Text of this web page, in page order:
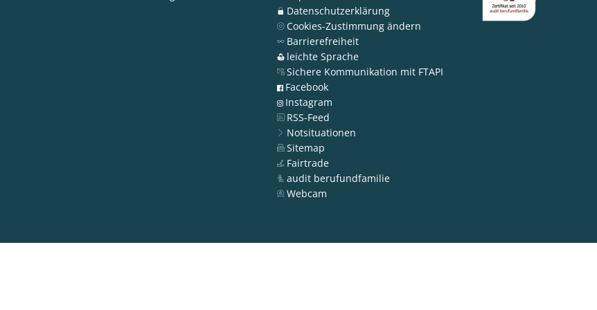
Datenschutzerklärung
Cookies-Zustimmung ändern
Barrierefreiheit
leichte Sprache
Sichere Kommunikation mit FTAPI
Facebook
Instagram
RSS-Feed
Notsituationen
Sitemap
Fairtrade
audit berufundfamilie
Webcam